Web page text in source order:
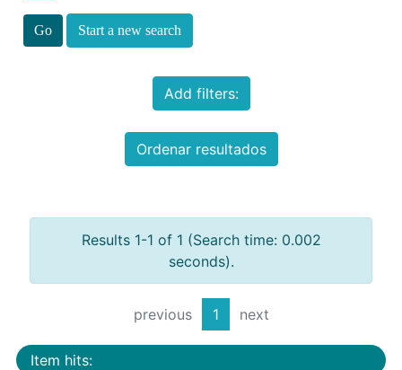
Start a new search
Add filters:
Ordenar resultados
Results 1-1 of 1 (Search time: 0.002
seconds).
previous 1 next
Item hits: